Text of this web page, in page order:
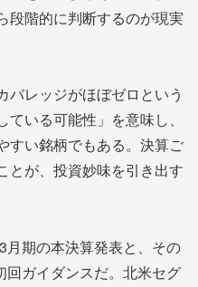
段階的に判断するのが現実
バレッジがほぼゼロという
いる可能性」を意味し、
すい銘柄でもある。決算ご
とが、投資妙味を引き出す
期の本決算発表と、その
ガイダンスだ。北米セグ